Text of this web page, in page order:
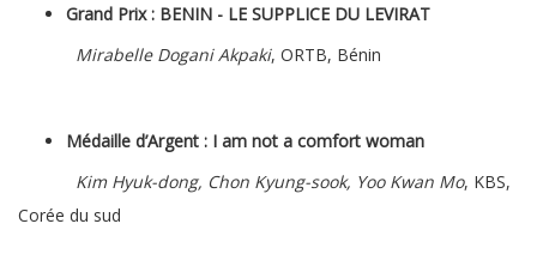
Grand Prix : BENIN - LE SUPPLICE DU LEVIRAT
Mirabelle Dogani Akpaki, ORTB, Bénin
Médaille d’Argent : I am not a comfort woman
Kim Hyuk-dong, Chon Kyung-sook, Yoo Kwan Mo, KBS,
Corée du sud